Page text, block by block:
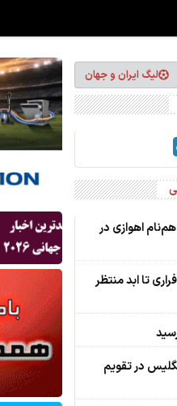
لیگ ایران و جهان
اهوازی در
تا ابد منتظر
در تقویم